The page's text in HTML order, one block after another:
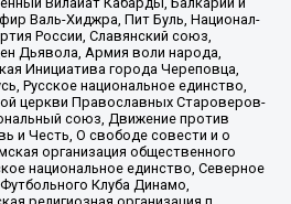
Валь-Хиджра, Пит Буль, Национал-
России, Славянский союз,
Дьявола, Армия воли народа,
Инициатива города Череповца,
Русское национальное единство,
церкви Православных Староверов-
союз, Движение против
и Честь, О свободе совести и о
организация общественного
национальное единство, Северное
Клуба Динамо,